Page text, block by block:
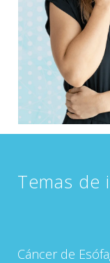
Temas de
Cáncer de